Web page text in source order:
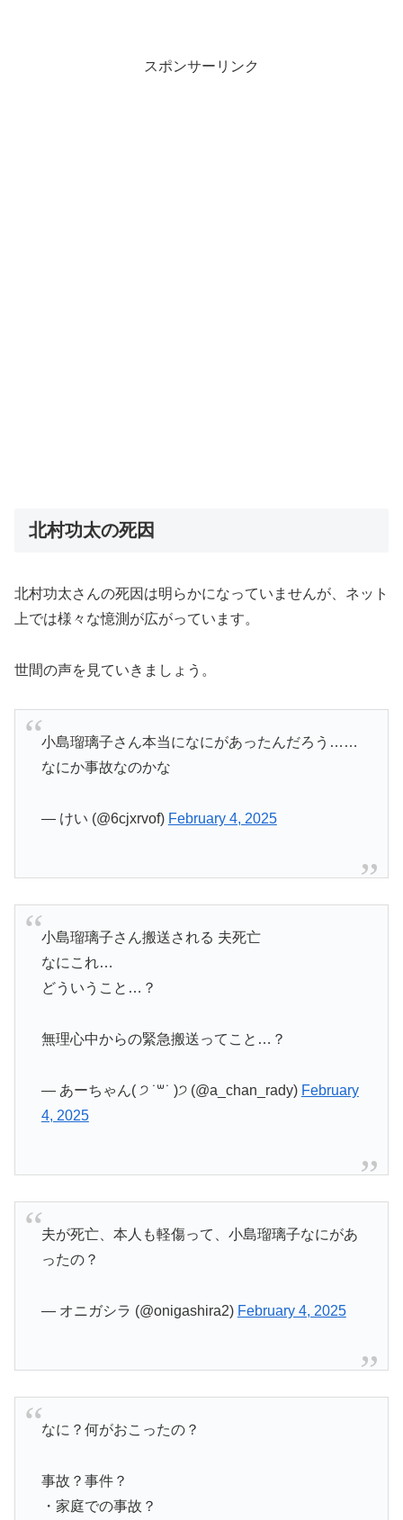
スポンサーリンク
北村功太の死因
北村功太さんの死因は明らかになっていませんが、ネット
上では様々な憶測が広がっています。
世間の声を見ていきましょう。
小島瑠璃子さん本当になにがあったんだろう……
なにか事故なのかな
— けい (@6cjxrvof) February 4, 2025
小島瑠璃子さん搬送される 夫死亡
なにこれ…
どういうこと…？
無理心中からの緊急搬送ってこと…？
— あーちゃん( ੭ ˙꒳​˙ )੭ (@a_chan_rady) February
4, 2025
夫が死亡、本人も軽傷って、小島瑠璃子なにがあ
ったの？
— オニガシラ (@onigashira2) February 4, 2025
なに？何がおこったの？
事故？事件？
・家庭での事故？